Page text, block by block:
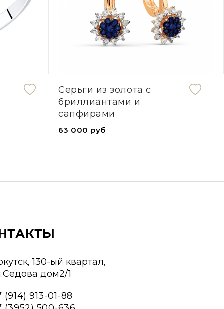
Серьги из золота с
бриллиантами и
сапфирами
63 000 руб
130-ый квартал,
дом2/1
(914) 913-01-88